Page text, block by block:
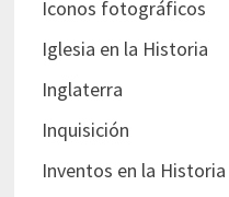
Iconos fotográficos
Iglesia en la Historia
Inglaterra
Inquisición
Inventos en la Historia